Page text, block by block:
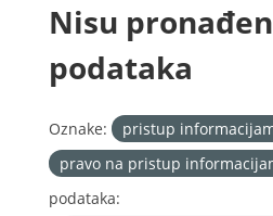
Nisu
podataka
Oznake:
pristup
pravo na pristup
podataka: